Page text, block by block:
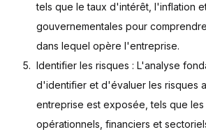
tels que le taux d'intérêt, l'inflation
gouvernementales pour
dans lequel opère l'entreprise.
Identifier les risques : L'analyse
d'identifier et d'évaluer les risques
entreprise est exposée, tels que les
opérationnels, financiers et